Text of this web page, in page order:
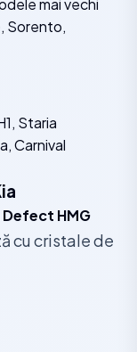
mai vechi
Sorento,
Staria
Carnival
HMG
cu cristale de